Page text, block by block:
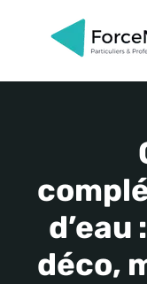
déco,